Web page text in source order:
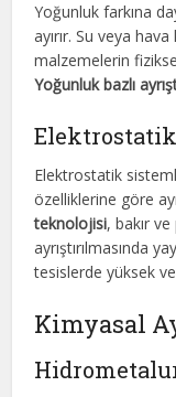
Yoğunluk farkına
ayırır. Su veya
malzemelerin
Yoğunluk bazlı
Elektrostatik
özelliklerine göre
teknolojisi, bakır
ayrıştırılmasında
tesislerde yüksek
Kimyasal